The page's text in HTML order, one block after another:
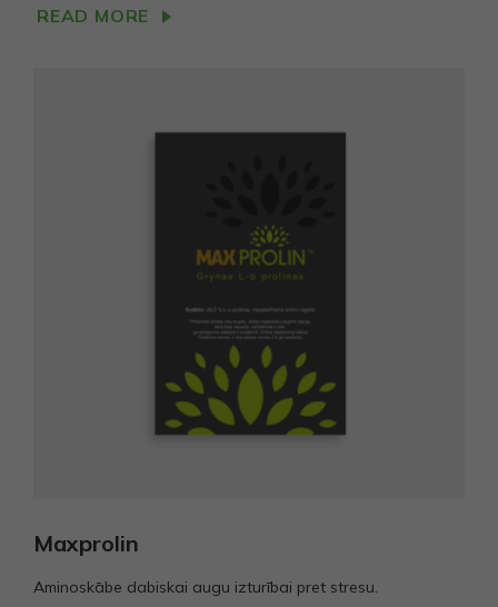
READ MORE
Maxprolin
Aminoskābe dabiskai augu izturībai pret stresu.